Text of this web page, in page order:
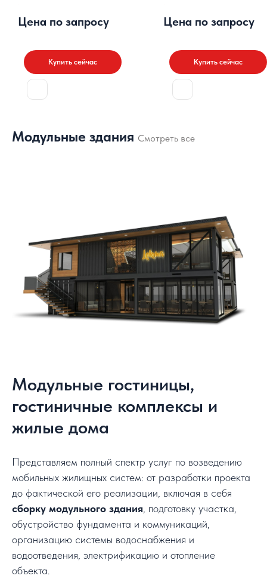
Цена по запросу
Купить сейчас
Цена по запросу
Купить сейчас
Модульные здания Смотреть все
Модульные гостиницы,
гостиничные комплексы и
жилые дома
Представляем полный спектр услуг по возведению
мобильных жилищных систем: от разработки проекта
до фактической его реализации, включая в себя
сборку модульного здания, подготовку участка,
обустройство фундамента и коммуникаций,
организацию системы водоснабжения и
водоотведения, электрификацию и отопление
объекта.